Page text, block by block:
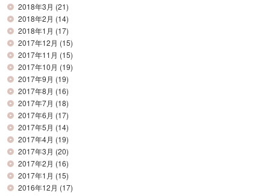
2018年3月 (21)
2018年2月 (14)
2018年1月 (17)
2017年12月 (15)
2017年11月 (15)
2017年10月 (19)
2017年9月 (19)
2017年8月 (16)
2017年7月 (18)
2017年6月 (17)
2017年5月 (14)
2017年4月 (19)
2017年3月 (20)
2017年2月 (16)
2017年1月 (15)
2016年12月 (17)